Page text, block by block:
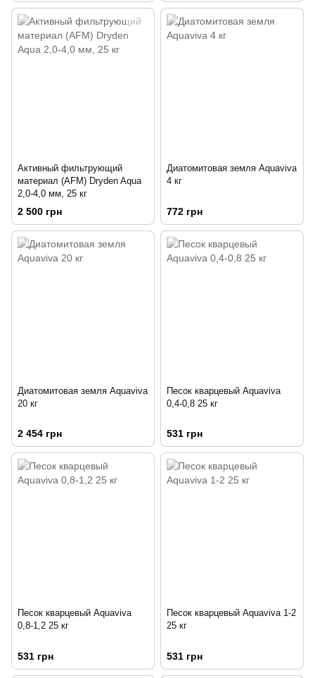
Активный фильтрующий
материал (AFM) Dryden Aqua
2,0-4,0 мм, 25 кг
2 500 грн
Диатомитовая земля Aquaviva
4 кг
772 грн
Диатомитовая земля Aquaviva
20 кг
2 454 грн
Песок кварцевый Aquaviva
0,4-0,8 25 кг
531 грн
Песок кварцевый Aquaviva
0,8-1,2 25 кг
531 грн
Песок кварцевый Aquaviva 1-2
25 кг
531 грн